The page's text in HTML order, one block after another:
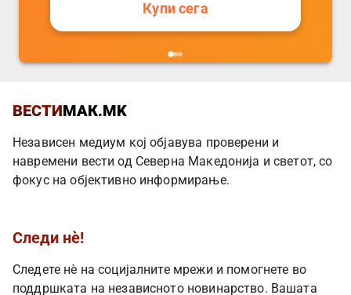
Купи сега
ВЕСТИМАК.MK
Независен медиум кој објавува проверени и
навремени вести од Северна Македонија и светот, со
фокус на објективно информирање.
Следи нè!
Следете нè на социјалните мрежи и помогнете во
поддршката на независното новинарство. Вашата